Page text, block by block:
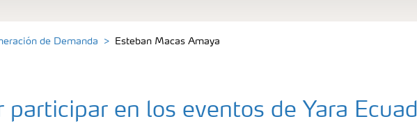
de Demanda Esteban Macas Amaya
participar en los eventos de Yara